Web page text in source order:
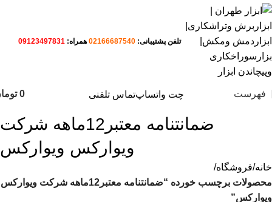
تلفن پشتیبانی: 02166687540 همراه: 09123497831
فهرست چت واتساپتماس تلفنی 0
ضمانتنامه معتبر12ماهه شرکت
ویوارکس ویوارکس
خانه فروشگاه
محصولات برچسب خورده “ضمانتنامه معتبر12ماهه شرکت ویوارکس
ویوارکس”